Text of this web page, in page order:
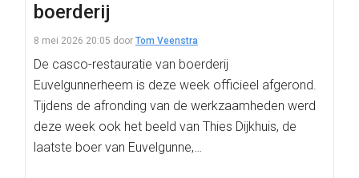
boerderij
8 mei 2026 20:05 door Tom Veenstra
De casco-restauratie van boerderij
Euvelgunnerheem is deze week officieel afgerond.
Tijdens de afronding van de werkzaamheden werd
deze week ook het beeld van Thies Dijkhuis, de
laatste boer van Euvelgunne,…